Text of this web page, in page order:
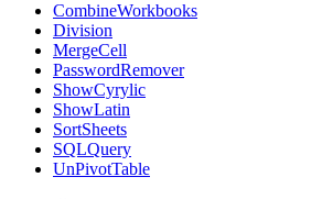
CombineWorkbooks
Division
MergeCell
PasswordRemover
ShowCyrylic
ShowLatin
SortSheets
SQLQuery
UnPivotTable